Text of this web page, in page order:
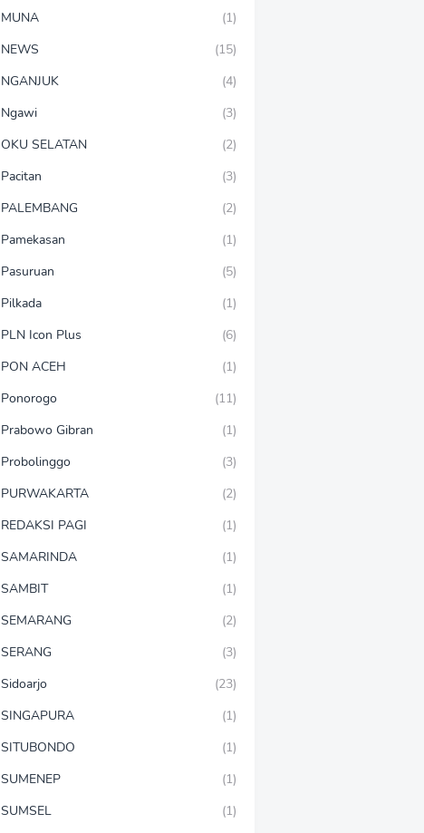
MUNA
(1)
NEWS
(15)
NGANJUK
(4)
Ngawi
(3)
OKU SELATAN
(2)
Pacitan
(3)
PALEMBANG
(2)
Pamekasan
(1)
Pasuruan
(5)
Pilkada
(1)
PLN Icon Plus
(6)
PON ACEH
(1)
Ponorogo
(11)
Prabowo Gibran
(1)
Probolinggo
(3)
PURWAKARTA
(2)
REDAKSI PAGI
(1)
SAMARINDA
(1)
SAMBIT
(1)
SEMARANG
(2)
SERANG
(3)
Sidoarjo
(23)
SINGAPURA
(1)
SITUBONDO
(1)
SUMENEP
(1)
SUMSEL
(1)